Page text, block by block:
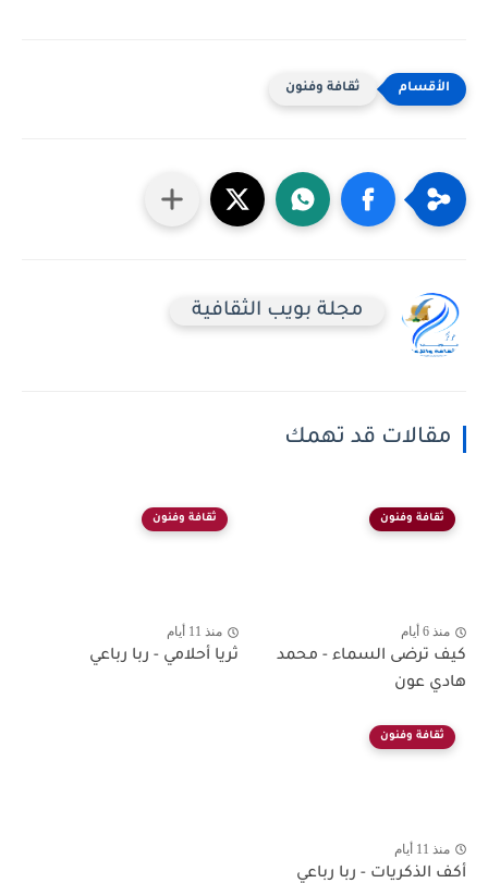
ثقافة وفنون
مجلة بويب الثقافية
مقالات قد تهمك
ثقافة وفنون
منذ 6 أيام
كيف ترضى السماء - محمد
هادي عون
ثقافة وفنون
منذ 11 أيام
ثريا أحلامي - ربا رباعي
ثقافة وفنون
منذ 11 أيام
أكف الذكريات - ربا رباعي